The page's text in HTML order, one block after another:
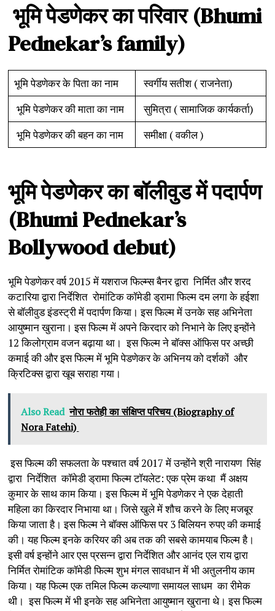
भूमिपेडणेकरकापरिवार(Bhumi
Pednekar’s family)
भूमि पेडणेकर के पिता का नाम
स्वर्गीय सतीश ( राजनेता)
भूमि पेडणेकर की माता का नाम
सुमित्रा ( सामाजिक कार्यकर्ता)
भूमि पेडणेकर की बहन का नाम
समीक्षा ( वकील )
भूमिपेडणेकरकाबॉलीवुडमेंपदार्पण
(Bhumi Pednekar’s
Bollywood debut)
भूमि पेडणेकर वर्ष 2015 में यशराज फिल्म्स बैनर द्वारा निर्मित और शरद
कटारिया द्वारा निर्देशित रोमांटिक कॉमेडी ड्रामा फिल्म दम लगा के हईशा
से बॉलीवुड इंडस्ट्री में पदार्पण किया। इस फिल्म में उनके सह अभिनेता
आयुष्मान खुराना। इस फिल्म में अपने किरदार को निभाने के लिए इन्होंने
12 किलोग्राम वजन बढ़ाया था। इस फिल्म ने बॉक्स ऑफिस पर अच्छी
कमाई की और इस फिल्म में भूमि पेडणेकर के अभिनय को दर्शकों और
क्रिटिक्स द्वारा खूब सराहा गया।
Also Read नोरा फतेही का संक्षिप्त परिचय (Biography of
Nora Fatehi)
इस फिल्म की सफलता के पश्चात वर्ष 2017 में उन्होंने श्री नारायण सिंह
द्वारा निर्देशित कॉमेडी ड्रामा फिल्म टॉयलेट: एक प्रेम कथा मैं अक्षय
कुमार के साथ काम किया। इस फिल्म में भूमि पेडणेकर ने एक देहाती
महिला का किरदार निभाया था। जिसे खुले में शौच करने के लिए मजबूर
किया जाता है। इस फिल्म ने बॉक्स ऑफिस पर 3 बिलियन रुपए की कमाई
की। यह फिल्म इनके करियर की अब तक की सबसे कामयाब फिल्म है।
इसी वर्ष इन्होंने आर एस प्रसन्न द्वारा निर्देशित और आनंद एल राय द्वारा
निर्मित रोमांटिक कॉमेडी फिल्म शुभ मंगल सावधान में भी अतुलनीय काम
किया। यह फिल्म एक तमिल फिल्म कल्याणा समायल साधम का रीमेक
थी। इस फिल्म में भी इनके सह अभिनेता आयुष्मान खुराना थे। इस फिल्म